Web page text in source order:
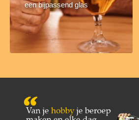
een bijpassend glas